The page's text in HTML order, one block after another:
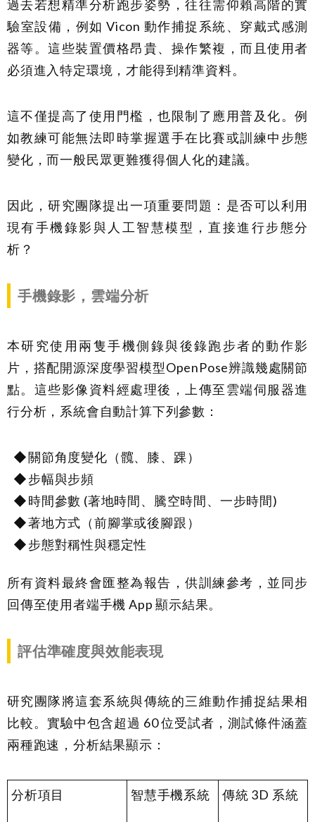
過去若想精準分析跑步姿勢，往往需仰賴高階的實
驗室設備，例如 Vicon 動作捕捉系統、穿戴式感測
器等。這些裝置價格昂貴、操作繁複，而且使用者
必須進入特定環境，才能得到精準資料。
這不僅提高了使用門檻，也限制了應用普及化。例
如教練可能無法即時掌握選手在比賽或訓練中步態
變化，而一般民眾更難獲得個人化的建議。
因此，研究團隊提出一項重要問題：是否可以利用
現有手機錄影與人工智慧模型，直接進行步態分
析？
手機錄影，雲端分析
本研究使用兩隻手機側錄與後錄跑步者的動作影
片，搭配開源深度學習模型OpenPose辨識幾處關節
點。這些影像資料經處理後，上傳至雲端伺服器進
行分析，系統會自動計算下列參數：
關節角度變化（髖、膝、踝）
步幅與步頻
時間參數 (著地時間、騰空時間、一步時間)
著地方式（前腳掌或後腳跟）
步態對稱性與穩定性
所有資料最終會匯整為報告，供訓練參考，並同步
回傳至使用者端手機 App 顯示結果。
評估準確度與效能表現
研究團隊將這套系統與傳統的三維動作捕捉結果相
比較。實驗中包含超過 60 位受試者，測試條件涵蓋
兩種跑速，分析結果顯示：
分析項目 智慧手機系統 傳統 3D 系統